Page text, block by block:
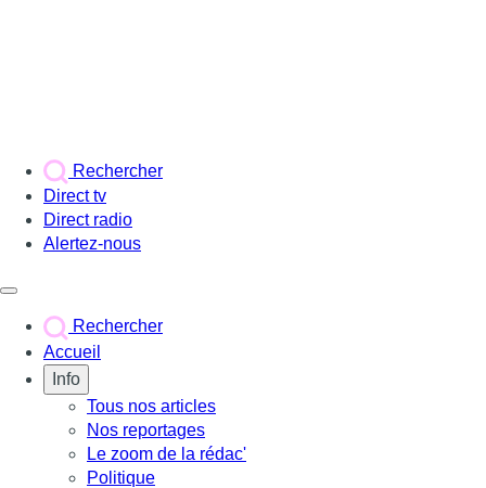
Rechercher
Direct tv
Direct radio
Alertez-nous
Rechercher
Accueil
Info
Tous nos articles
Nos reportages
Le zoom de la rédac'
Politique